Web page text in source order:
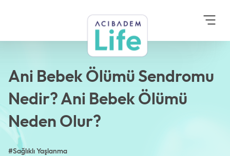
Sağlıklı Yaşlanma
Sendromu Nedir? Ani
Bebek Ölümü Neden
Ani Bebek Ölümü Sendromu
Nedir? Ani Bebek Ölümü
Neden Olur?
#Sağlıklı Yaşlanma